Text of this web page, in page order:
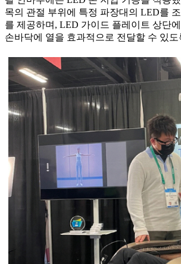
목의 관절 부위에 특정 파장대의 LED를
를 제공하며, LED 가이드 플레이트 상단
손바닥에 열을 효과적으로 전달할 수 있도